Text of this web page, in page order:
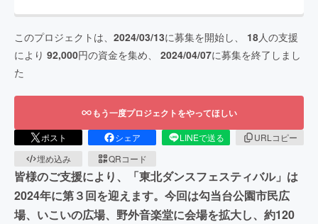
このプロジェクトは、 2024/03/13に募集を開始し、 18人の支援
により 92,000円の資金を集め、 2024/04/07に募集を終了しまし
た
もう一度プロジェクトをやってほしい
ポスト シェア LINEで送る
URLコピー
埋め込み
QRコード
皆様のご支援により、「東北ダンスフェスティバル」は
2024年に第３回を迎えます。今回は勾当台公園市民広
場、いこいの広場、野外音楽堂に会場を拡大し、約120